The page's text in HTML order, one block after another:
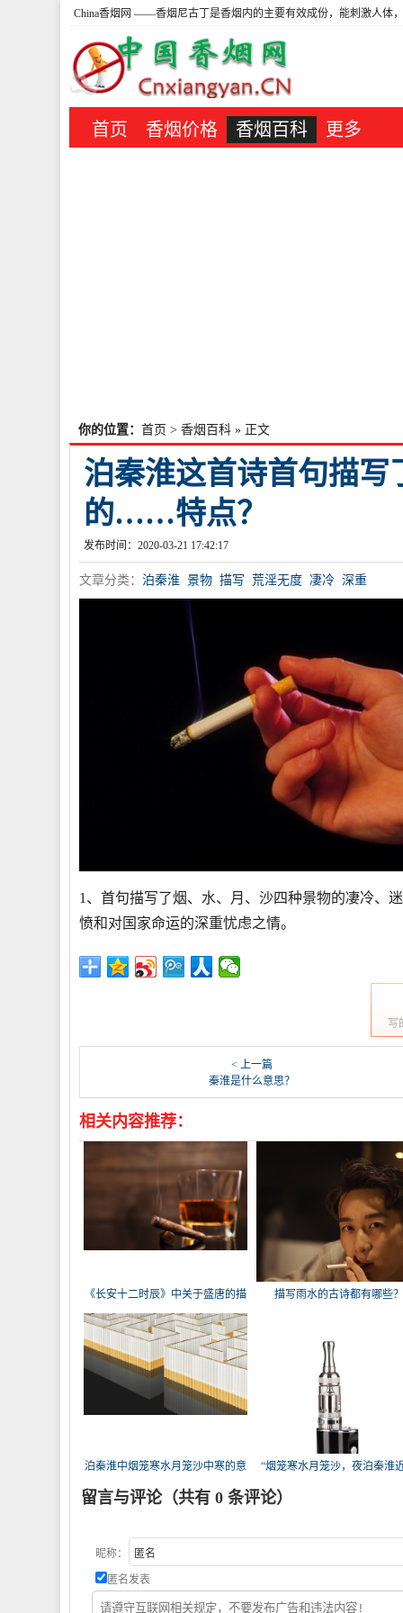
China香烟网 ——香烟尼古丁是香烟内的主要有效成份，能刺激人体
首页 香烟价格 香烟百科 更多
你的位置： 首页 > 香烟百科 » 正文
泊秦淮这首诗首句描
的……特点？
发布时间：2020-03-21 17:42:17
文章分类： 泊秦淮 景物 描写 荒淫无度 凄冷 深重
1、首句描写了烟、水、月、沙四种景物的凄冷、
愤和对国家命运的深重忧虑之情。
写
< 上一篇
秦淮是什么意思？
相关内容推荐：
《长安十二时辰》中关于盛唐的描
写
描写雨水的古诗都有哪些？
泊秦淮中烟笼寒水月笼沙中寒的意
思
“烟笼寒水月笼沙，夜泊秦淮
留言与评论（共有 0 条评论）
昵称：
匿名发表